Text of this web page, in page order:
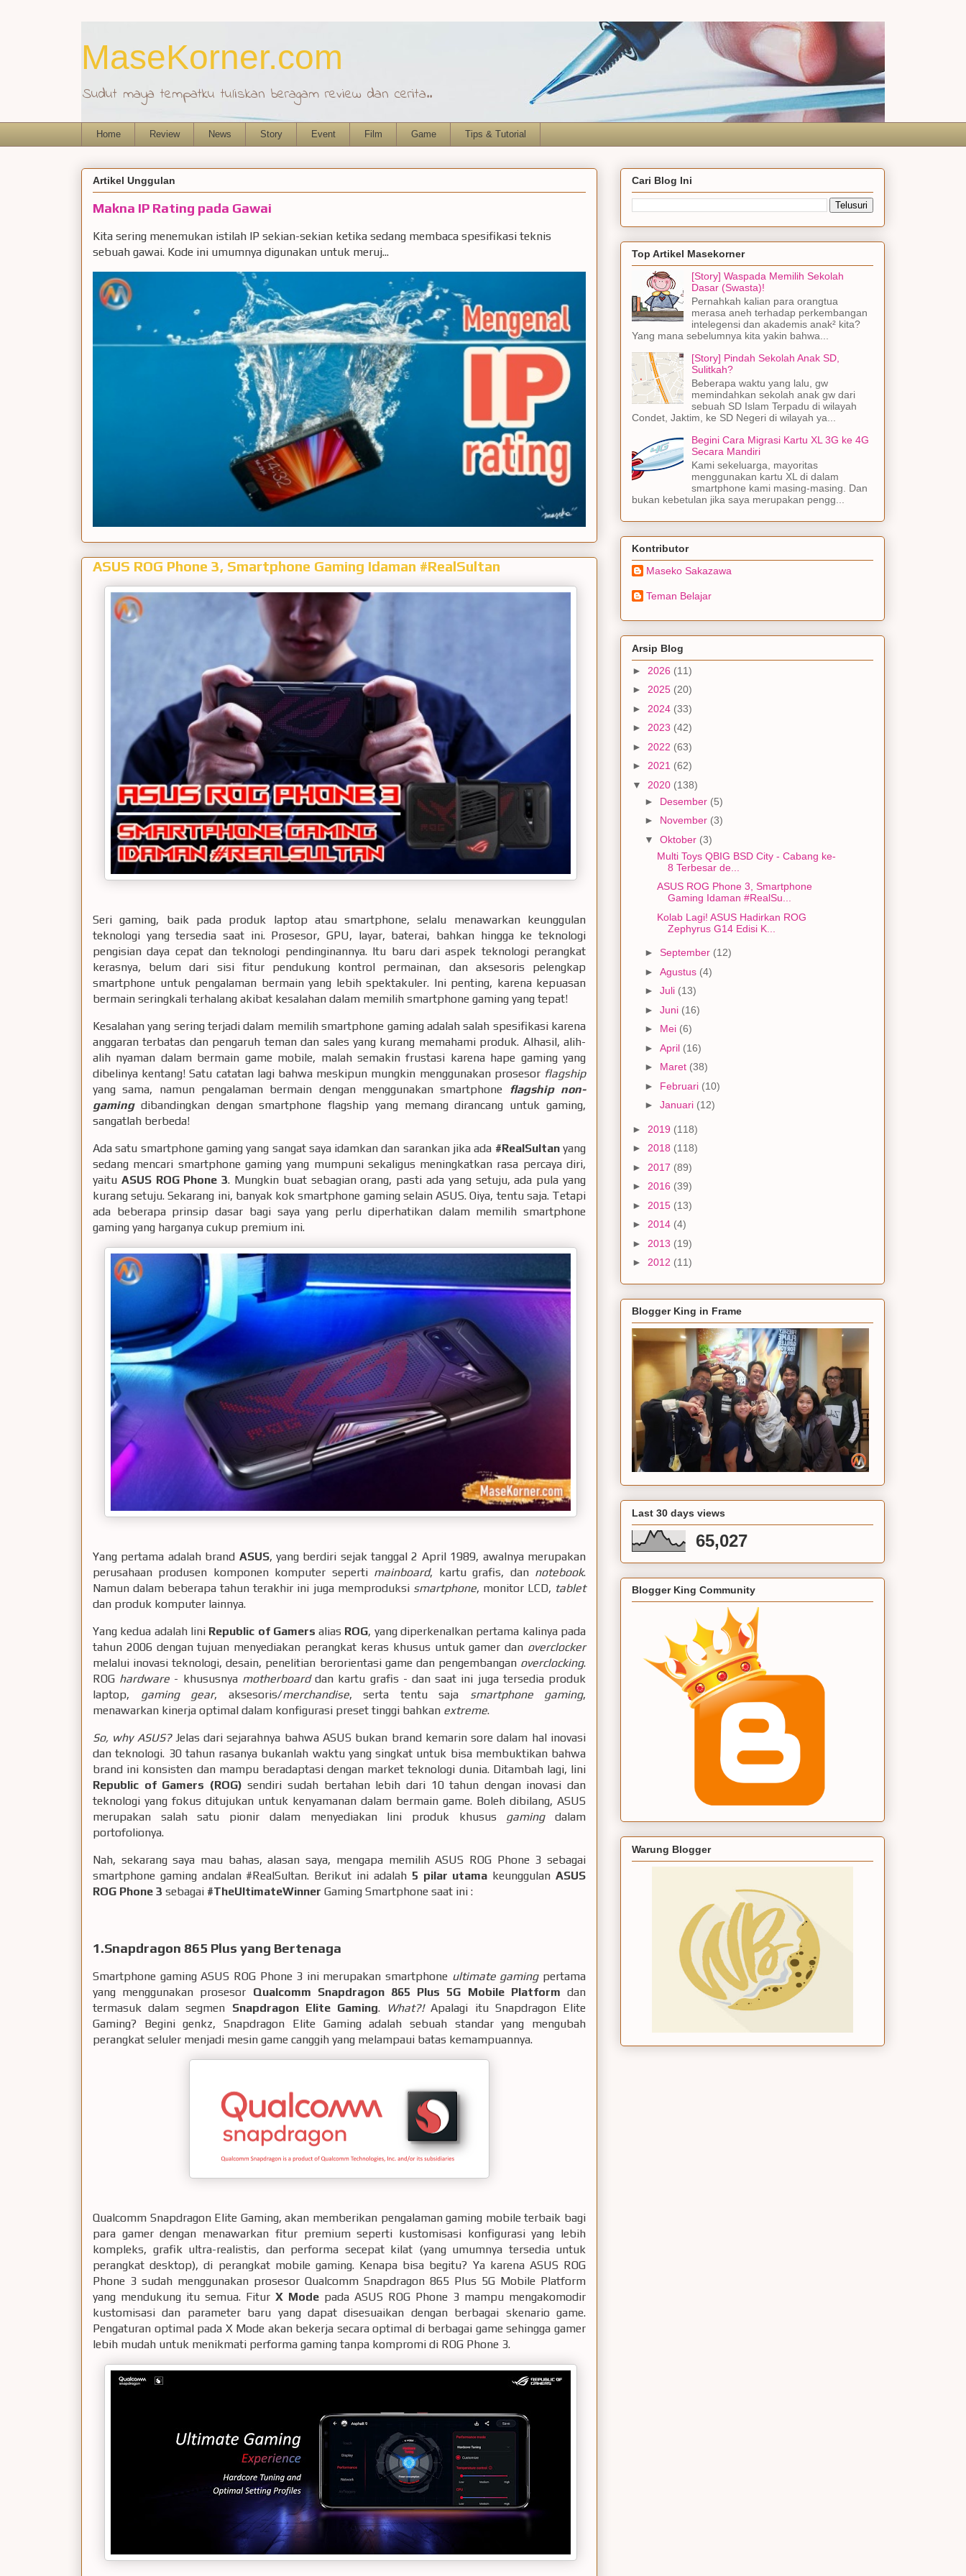
MaseKorner.com
Sudut maya tempatku tuliskan beragam review dan cerita..
Home Review News Story Event Film Game Tips & Tutorial
Artikel Unggulan
Makna IP Rating pada Gawai
Kita sering menemukan istilah IP sekian-sekian ketika sedang membaca spesifikasi teknis
sebuah gawai. Kode ini umumnya digunakan untuk meruj...
ASUS ROG Phone 3, Smartphone Gaming Idaman #RealSultan
Seri gaming, baik pada produk laptop atau smartphone, selalu menawarkan keunggulan
teknologi yang tersedia saat ini. Prosesor, GPU, layar, baterai, bahkan hingga ke teknologi
pengisian daya cepat dan teknologi pendinginannya. Itu baru dari aspek teknologi perangkat
kerasnya, belum dari sisi fitur pendukung kontrol permainan, dan aksesoris pelengkap
smartphone untuk pengalaman bermain yang lebih spektakuler. Ini penting, karena kepuasan
bermain seringkali terhalang akibat kesalahan dalam memilih smartphone gaming yang tepat!
Kesalahan yang sering terjadi dalam memilih smartphone gaming adalah salah spesifikasi karena
anggaran terbatas dan pengaruh teman dan sales yang kurang memahami produk. Alhasil, alih-
alih nyaman dalam bermain game mobile, malah semakin frustasi karena hape gaming yang
dibelinya kentang! Satu catatan lagi bahwa meskipun mungkin menggunakan prosesor flagship
yang sama, namun pengalaman bermain dengan menggunakan smartphone flagship non-
gamingdibandingkan dengan smartphone flagship yang memang dirancang untuk gaming,
sangatlah berbeda!
Ada satu smartphone gaming yang sangat saya idamkan dan sarankan jika ada #RealSultanyang
sedang mencari smartphone gaming yang mumpuni sekaligus meningkatkan rasa percaya diri,
yaitu ASUS ROG Phone 3. Mungkin buat sebagian orang, pasti ada yang setuju, ada pula yang
kurang setuju. Sekarang ini, banyak kok smartphone gaming selain ASUS. Oiya, tentu saja. Tetapi
ada beberapa prinsip dasar bagi saya yang perlu diperhatikan dalam memilih smartphone
gaming yang harganya cukup premium ini.
Yang pertama adalah brand ASUS, yang berdiri sejak tanggal 2 April 1989, awalnya merupakan
perusahaan produsen komponen komputer seperti mainboard, kartu grafis, dan notebook.
Namun dalam beberapa tahun terakhir ini juga memproduksi smartphone, monitor LCD, tablet
dan produk komputer lainnya.
Yang kedua adalah lini Republic of Gamers alias ROG, yang diperkenalkan pertama kalinya pada
tahun 2006 dengan tujuan menyediakan perangkat keras khusus untuk gamer dan overclocker
melalui inovasi teknologi, desain, penelitian berorientasi game dan pengembangan overclocking.
ROG hardware - khususnya motherboarddan kartu grafis - dan saat ini juga tersedia produk
laptop, gaming gear, aksesoris/merchandise, serta tentu saja smartphone gaming,
menawarkan kinerja optimal dalam konfigurasi preset tinggi bahkan extreme.
So, why ASUS?Jelas dari sejarahnya bahwa ASUS bukan brand kemarin sore dalam hal inovasi
dan teknologi. 30 tahun rasanya bukanlah waktu yang singkat untuk bisa membuktikan bahwa
brand ini konsisten dan mampu beradaptasi dengan market teknologi dunia. Ditambah lagi, lini
Republic of Gamers (ROG) sendiri sudah bertahan lebih dari 10 tahun dengan inovasi dan
teknologi yang fokus ditujukan untuk kenyamanan dalam bermain game. Boleh dibilang, ASUS
merupakan salah satu pionir dalam menyediakan lini produk khusus gamingdalam
portofolionya.
Nah, sekarang saya mau bahas, alasan saya, mengapa memilih ASUS ROG Phone 3 sebagai
smartphone gaming andalan #RealSultan. Berikut ini adalah 5 pilar utama keunggulanASUS
ROG Phone 3 sebagai #TheUltimateWinner Gaming Smartphone saat ini :
1.Snapdragon 865 Plus yang Bertenaga
Smartphone gaming ASUS ROG Phone 3 ini merupakan smartphone ultimate gamingpertama
yang menggunakan prosesor Qualcomm Snapdragon 865 Plus 5G Mobile Platform dan
termasuk dalam segmen Snapdragon Elite Gaming. What?!Apalagi itu Snapdragon Elite
Gaming? Begini genkz, Snapdragon Elite Gaming adalah sebuah standar yang mengubah
perangkat seluler menjadi mesin game canggih yang melampaui batas kemampuannya.
Qualcomm Snapdragon Elite Gaming, akan memberikan pengalaman gaming mobile terbaik bagi
para gamer dengan menawarkan fitur premium seperti kustomisasi konfigurasi yang lebih
kompleks, grafik ultra-realistis, dan performa secepat kilat (yang umumnya tersedia untuk
perangkat desktop), di perangkat mobile gaming. Kenapa bisa begitu? Ya karena ASUS ROG
Phone 3 sudah menggunakan prosesor Qualcomm Snapdragon 865 Plus 5G Mobile Platform
yang mendukung itu semua. Fitur X Mode pada ASUS ROG Phone 3 mampu mengakomodir
kustomisasi dan parameter baru yang dapat disesuaikan dengan berbagai skenario game.
Pengaturan optimal pada X Mode akan bekerja secara optimal di berbagai game sehingga gamer
lebih mudah untuk menikmati performa gaming tanpa kompromi di ROG Phone 3.
Cari Blog Ini
Top Artikel Masekorner
[Story] Waspada Memilih Sekolah
Dasar (Swasta)!
Pernahkah kalian para orangtua
merasa aneh terhadap perkembangan
intelegensi dan akademis anak² kita?
Yang mana sebelumnya kita yakin bahwa...
[Story] Pindah Sekolah Anak SD,
Sulitkah?
Beberapa waktu yang lalu, gw
memindahkan sekolah anak gw dari
sebuah SD Islam Terpadu di wilayah
Condet, Jaktim, ke SD Negeri di wilayah ya...
Begini Cara Migrasi Kartu XL 3G ke 4G
Secara Mandiri
Kami sekeluarga, mayoritas
menggunakan kartu XL di dalam
smartphone kami masing-masing. Dan
bukan kebetulan jika saya merupakan pengg...
Kontributor
Maseko Sakazawa
Teman Belajar
Arsip Blog
► 2026 (11)
► 2025 (20)
► 2024 (33)
► 2023 (42)
► 2022 (63)
► 2021 (62)
▼ 2020 (138)
► Desember (5)
► November (3)
▼ Oktober (3)
Multi Toys QBIG BSD City - Cabang ke-
8 Terbesar de...
ASUS ROG Phone 3, Smartphone
Gaming Idaman #RealSu...
Kolab Lagi! ASUS Hadirkan ROG
Zephyrus G14 Edisi K...
► September (12)
► Agustus (4)
► Juli (13)
► Juni (16)
► Mei (6)
► April (16)
► Maret (38)
► Februari (10)
► Januari (12)
► 2019 (118)
► 2018 (118)
► 2017 (89)
► 2016 (39)
► 2015 (13)
► 2014 (4)
► 2013 (19)
► 2012 (11)
Blogger King in Frame
Last 30 days views
65,027
Blogger King Community
Warung Blogger